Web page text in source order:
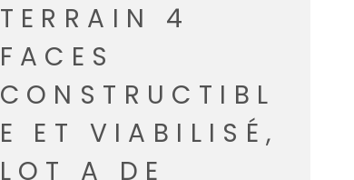
TERRAIN 4
FACES
CONSTRUCTIBL
E ET VIABILISÉ,
LOT A DE